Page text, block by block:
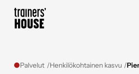
Siirry sisältöön
Trainers' House
Palvelut Henkilökohtainen kasvu